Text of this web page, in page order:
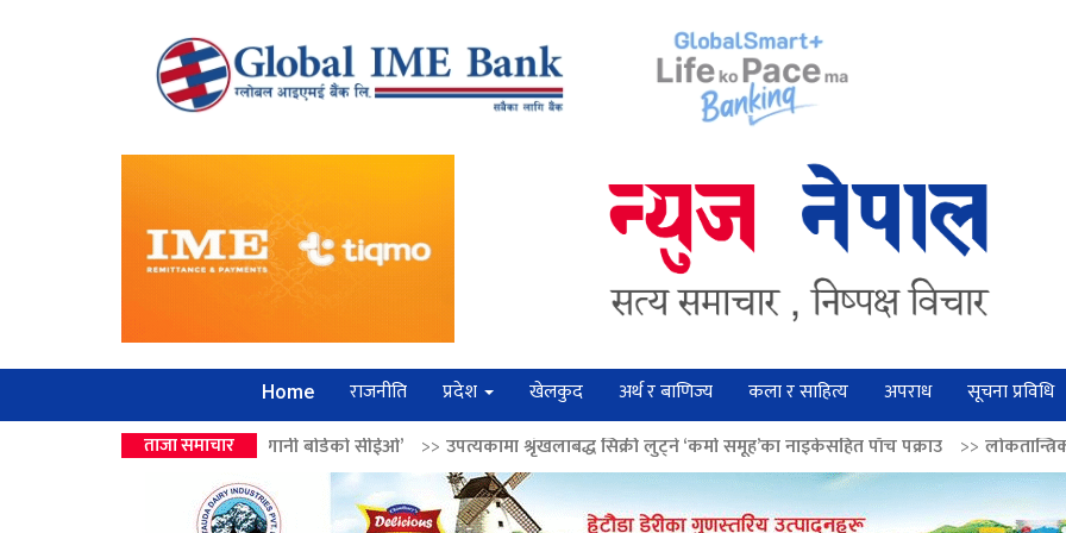
Home राजनीति प्रदेश खेलकुद अर्थ र बाणिज्य कला र साहित्य अपराध सूचना प्रविधि
ताजा समाचार
उपहार ‘लगानी बोर्डको सीईओ’ >>उपत्यकामा श्रृंखलाबद्ध सिक्री लुट्ने ‘कर्मा समूह’का नाइकेसहित पाँच पक्राउ >>लोकतान्त्रिक मूल्य सुदृढ बनाउन